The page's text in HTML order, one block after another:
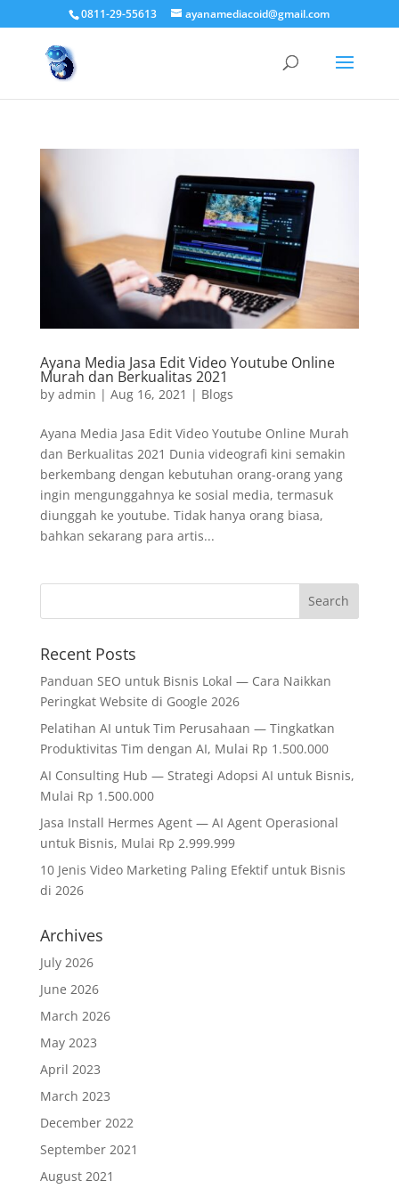
0811-29-55613 ayanamediacoid@gmail.com
Ayana Media Jasa Edit Video Youtube Online
Murah dan Berkualitas 2021
by admin | Aug 16, 2021 | Blogs
Ayana Media Jasa Edit Video Youtube Online Murah
dan Berkualitas 2021 Dunia videografi kini semakin
berkembang dengan kebutuhan orang-orang yang
ingin mengunggahnya ke sosial media, termasuk
diunggah ke youtube. Tidak hanya orang biasa,
bahkan sekarang para artis...
Recent Posts
Panduan SEO untuk Bisnis Lokal — Cara Naikkan
Peringkat Website di Google 2026
Pelatihan AI untuk Tim Perusahaan — Tingkatkan
Produktivitas Tim dengan AI, Mulai Rp 1.500.000
AI Consulting Hub — Strategi Adopsi AI untuk Bisnis,
Mulai Rp 1.500.000
Jasa Install Hermes Agent — AI Agent Operasional
untuk Bisnis, Mulai Rp 2.999.999
10 Jenis Video Marketing Paling Efektif untuk Bisnis
di 2026
Archives
July 2026
June 2026
March 2026
May 2023
April 2023
March 2023
December 2022
September 2021
August 2021